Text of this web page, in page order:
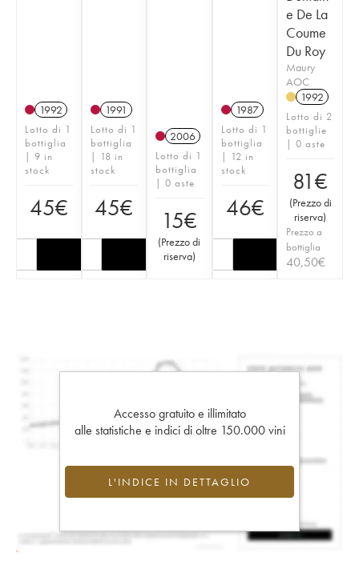
1992
Lotto di 1
bottiglia
| 9 in
stock
45€
1991
Lotto di 1
bottiglia
| 18 in
stock
45€
2006
Lotto di 1
bottiglia
| 0 aste
15€
(Prezzo di
riserva)
1987
Lotto di 1
bottiglia
| 12 in
stock
46€
e De La
Coume
Du Roy
Maury
AOC
1992
Lotto di 2
bottiglie
| 0 aste
81€
(Prezzo di
riserva)
Prezzo a
bottiglia
40,50€
Accesso gratuito e illimitato
alle statistiche e indici di oltre 150.000 vini
L'INDICE IN DETTAGLIO